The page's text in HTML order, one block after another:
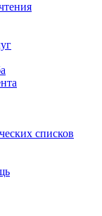
списков